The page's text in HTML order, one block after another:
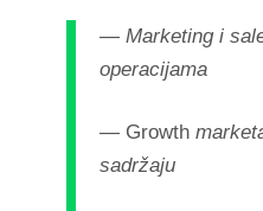
— Marketing i
operacijama
— Growth
sadržaju